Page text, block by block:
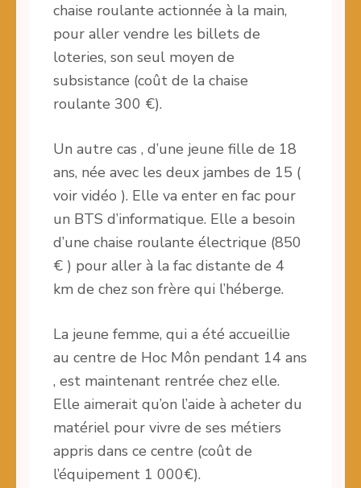
chaise roulante actionnée à la main,
pour aller vendre les billets de
loteries, son seul moyen de
subsistance (coût de la chaise
roulante 300 €).
Un autre cas , d’une jeune fille de 18
ans, née avec les deux jambes de 15 (
voir vidéo ). Elle va enter en fac pour
un BTS d’informatique. Elle a besoin
d’une chaise roulante électrique (850
€ ) pour aller à la fac distante de 4
km de chez son frère qui l’héberge.
La jeune femme, qui a été accueillie
au centre de Hoc Môn pendant 14 ans
, est maintenant rentrée chez elle.
Elle aimerait qu’on l’aide à acheter du
matériel pour vivre de ses métiers
appris dans ce centre (coût de
l’équipement 1 000€).